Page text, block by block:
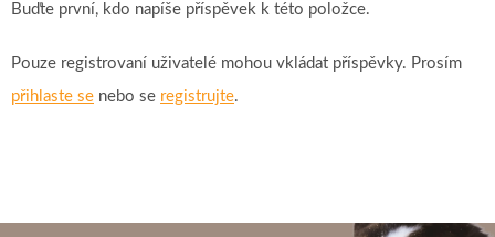
Buďte první, kdo napíše příspěvek k této položce.
Pouze registrovaní uživatelé mohou vkládat příspěvky. Prosím
přihlaste se nebo se registrujte.